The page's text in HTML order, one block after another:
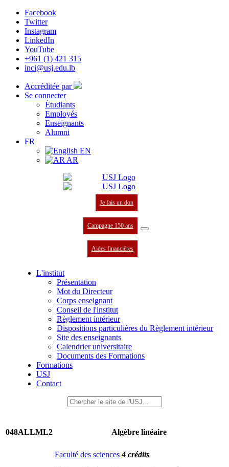
Facebook
Twitter
Instagram
LinkedIn
YouTube
+961 (1) 421 315
inci@usj.edu.lb
Accréditée par
Se connecter
Étudiants
Employés
Enseignants
Alumni
FR
EN
AR
Je fais un don
Campagne 150 ans
Aides financières
L'institut
Présentation
Mot du Directeur
Corps enseignant
Conseil de l'institut
Règlement intérieur
Dispositions particulières du Règlement intérieur
Site des enseignants
Calendrier universitaire
Documents des Formations
Formations
USJ
Contact
048ALLML2 Algèbre linéaire
Faculté des sciences4 crédits